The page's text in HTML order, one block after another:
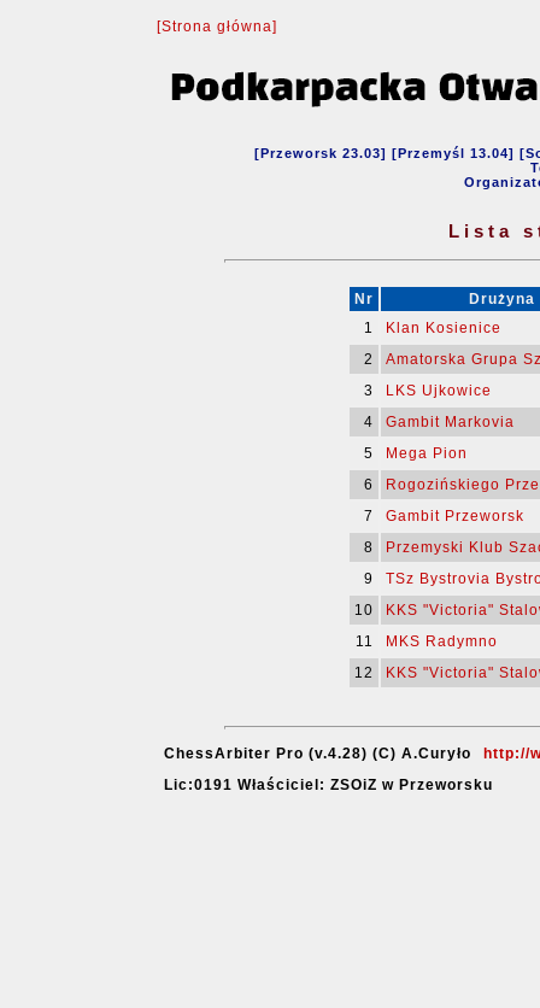
[Strona główna]
[Przeworsk 23.03] [Przemyśl 13.04]
Lista
Nr
Drużyna
1
Klan Kosienice
2
Amatorska Grupa
3
LKS Ujkowice
4
Gambit Markovia
5
Mega Pion
6
Rogozińskiego
7
Gambit Przeworsk
8
Przemyski Klub
9
TSz Bystrovia
10
KKS "Victoria"
11
MKS Radymno
12
KKS "Victoria"
ChessArbiter Pro (v.4.28) (C) A.Curyło
http://
Lic:0191 Właściciel: ZSOiZ w Przeworsku